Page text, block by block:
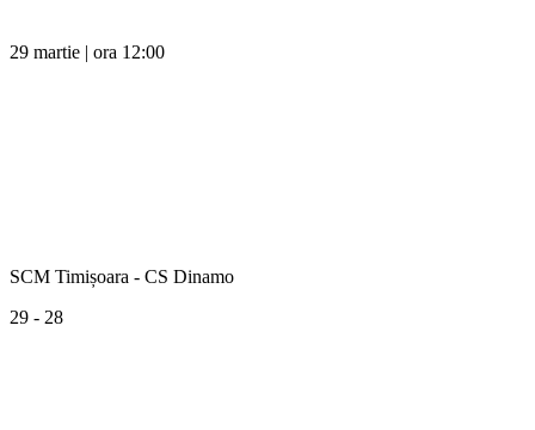
29 martie | ora 12:00
SCM Timișoara - CS Dinamo
29 - 28